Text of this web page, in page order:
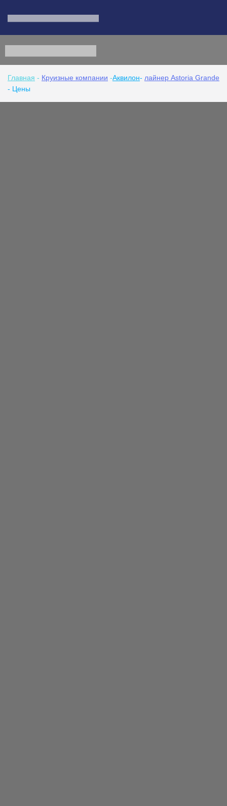
Главная - Круизные компании -Аквилон- лайнер Astoria Grande
- Цены